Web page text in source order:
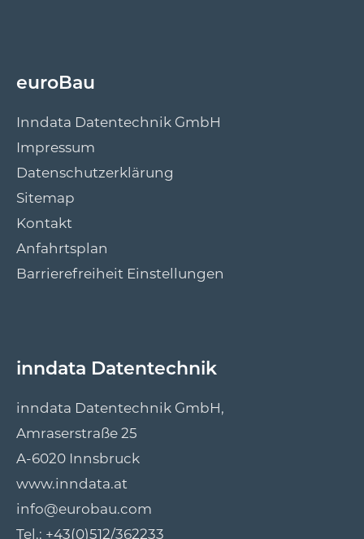
euroBau
Inndata Datentechnik GmbH
Impressum
Datenschutzerklärung
Sitemap
Kontakt
Anfahrtsplan
Barrierefreiheit Einstellungen
inndata Datentechnik
inndata Datentechnik GmbH,
Amraserstraße 25
A-6020 Innsbruck
www.inndata.at
info@eurobau.com
Tel.: +43(0)512/362233